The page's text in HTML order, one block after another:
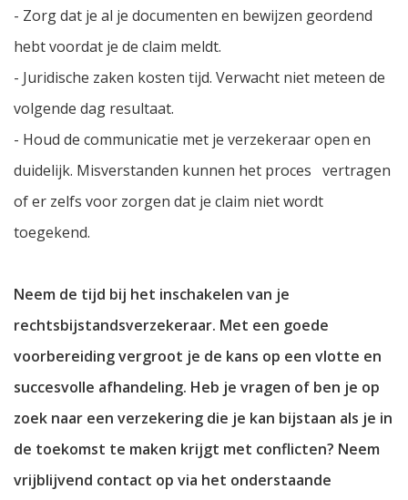
- Zorg dat je al je documenten en bewijzen geordend
hebt voordat je de claim meldt.
- Juridische zaken kosten tijd. Verwacht niet meteen de
volgende dag resultaat.
- Houd de communicatie met je verzekeraar open en
duidelijk. Misverstanden kunnen het proces vertragen
of er zelfs voor zorgen dat je claim niet wordt
toegekend.
Neem de tijd bij het inschakelen van je
rechtsbijstandsverzekeraar. Met een goede
voorbereiding vergroot je de kans op een vlotte en
succesvolle afhandeling. Heb je vragen of ben je op
zoek naar een verzekering die je kan bijstaan als je in
de toekomst te maken krijgt met conflicten? Neem
vrijblijvend contact op via het onderstaande